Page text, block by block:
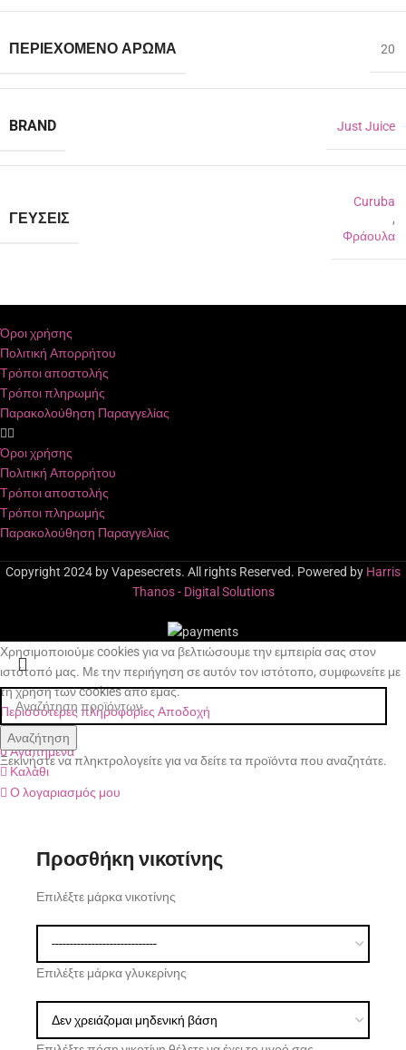
ΠΕΡΙΈΧΟΜΕΝΟ ΆΡΩΜΑ 20
BRAND Just Juice
ΓΕΎΣΕΙΣ
Curuba
,
Φράουλα
Όροι χρήσης
Πολιτική Απορρήτου
Τρόποι αποστολής
Τρόποι πληρωμής
Παρακολούθηση Παραγγελίας
Όροι χρήσης
Πολιτική Απορρήτου
Τρόποι αποστολής
Τρόποι πληρωμής
Παρακολούθηση Παραγγελίας
Copyright 2024 by Vapesecrets. All rights Reserved. Powered by Harris
Thanos - Digital Solutions
Αναζήτηση
Ξεκινήστε να πληκτρολογείτε για να δείτε τα προϊόντα που αναζητάτε.
Χρησιμοποιούμε cookies για να βελτιώσουμε την εμπειρία σας στον
ιστότοπό μας. Με την περιήγηση σε αυτόν τον ιστότοπο, συμφωνείτε με
τη χρήση των cookies από εμάς.
Περισσότερες πληροφορίες Αποδοχή
Κατάστημα
0Αγαπημένα
Καλάθι
Ο λογαριασμός μου
Προσθήκη νικοτίνης
Επιλέξτε μάρκα νικοτίνης
Επιλέξτε μάρκα γλυκερίνης